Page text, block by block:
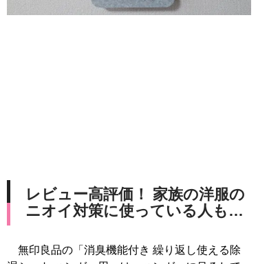
レビュー高評価！ 家族の洋服の
ニオイ対策に使っている人も…
無印良品の「消臭機能付き 繰り返し使える除